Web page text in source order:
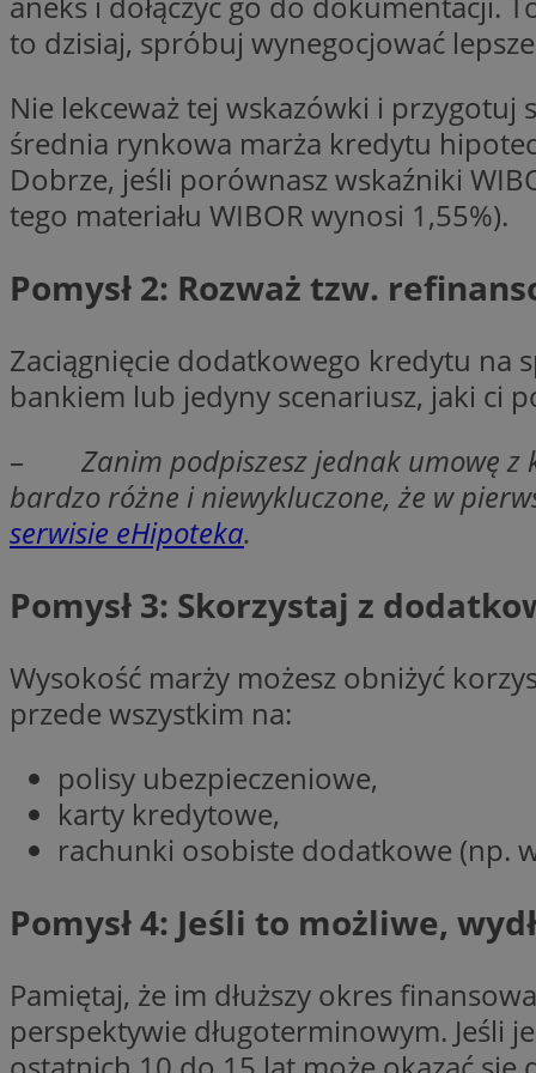
to dzisiaj, spróbuj wynegocjować
Nie lekceważ tej wskazówki i
średnia rynkowa marża kredytu
Dobrze, jeśli porównasz wskaźniki
tego materiału WIBOR wynosi 1,55%).
Pomysł 2: Rozważ tzw.
Zaciągnięcie dodatkowego kredytu na
bankiem lub jedyny scenariusz, jaki ci
– Zanim podpiszesz jednak umowę
bardzo różne i niewykluczone, że w
serwisie eHipoteka.
Pomysł 3: Skorzystaj z
Wysokość marży możesz obniżyć
przede wszystkim na:
polisy ubezpieczeniowe,
karty kredytowe,
rachunki osobiste dodatkowe (np.
Pomysł 4: Jeśli to możliwe,
Pamiętaj, że im dłuższy okres
perspektywie długoterminowym. Jeśli
QeSessID
SessID
INGRESSCOOKIE
euds
__cf_bm
li_gc
__Secure-
Nazwa
Nazwa
Nazwa
Nazwa